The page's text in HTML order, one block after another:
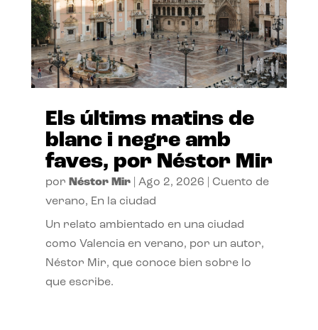
Els últims matins de
blanc i negre amb
faves, por Néstor Mir
por Néstor Mir| Ago 2, 2026
Cuento de
verano, En la ciudad
Un relato ambientado en una ciudad
como Valencia en verano, por un autor,
Néstor Mir, que conoce bien sobre lo
que escribe.